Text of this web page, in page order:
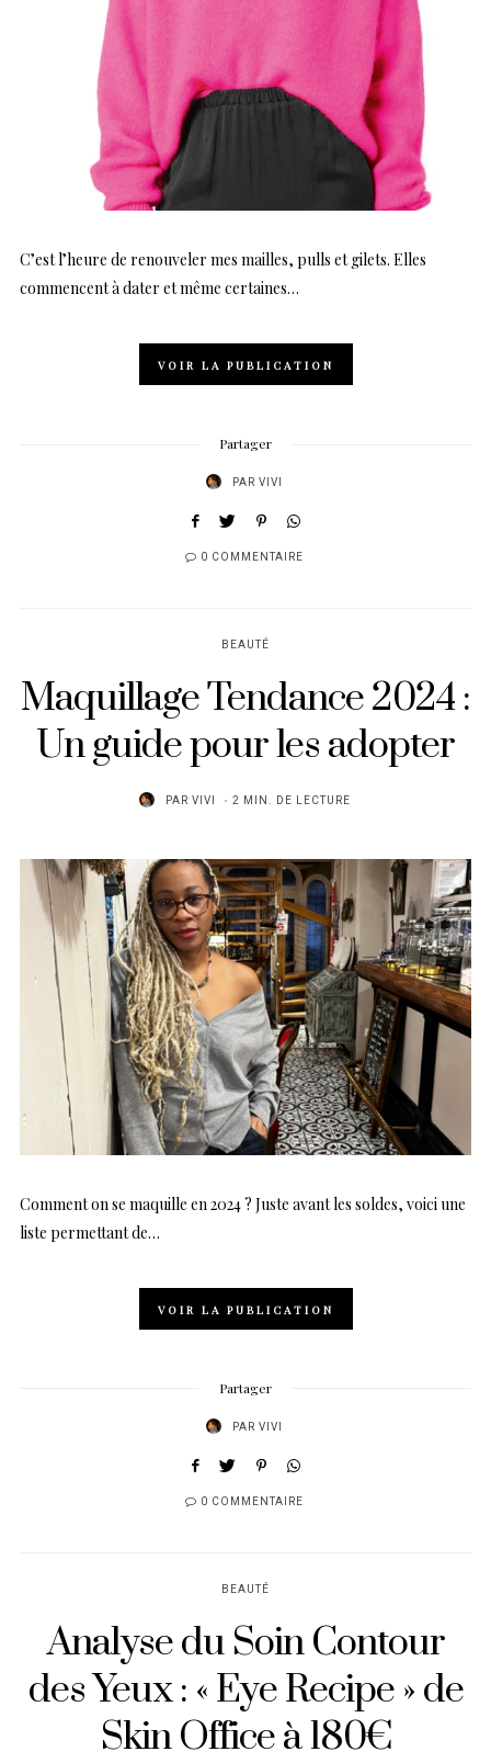
C’est l’heure de renouveler mes mailles, pulls et gilets. Elles
commencent à dater et même certaines…
VOIR LA PUBLICATION
Partager
PAR VIVI
0 COMMENTAIRE
BEAUTÉ
Maquillage Tendance 2024 :
Un guide pour les adopter
PAR VIVI 2 MIN. DE LECTURE
Comment on se maquille en 2024 ? Juste avant les soldes, voici une
liste permettant de…
VOIR LA PUBLICATION
Partager
PAR VIVI
0 COMMENTAIRE
BEAUTÉ
Analyse du Soin Contour
des Yeux : « Eye Recipe » de
Skin Office à 180€